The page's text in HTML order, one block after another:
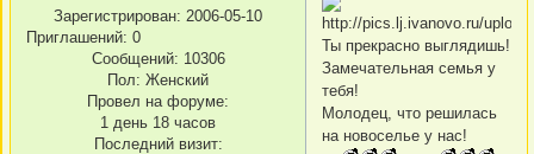
Зарегистрирован: 2006-05-10
Приглашений: 0
Сообщений: 10306
Пол: Женский
Провел на форуме:
1 день 18 часов
Последний визит:
Ты прекрасно выглядишь!
Замечательная семья у
тебя!
Молодец, что решилась
на новоселье у нас!